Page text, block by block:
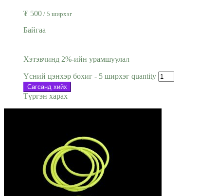
₮ 500 / 5 ширхэг
Байгаа
Хэтэвчинд 2%-ийн урамшуулал
Үсний цэнхэр бохиг - 5 ширхэг quantity
Сагсанд хийх
Түргэн харах